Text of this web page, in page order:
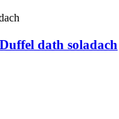
dath soladach